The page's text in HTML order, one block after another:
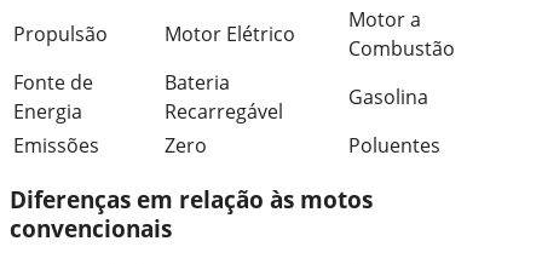
Propulsão
Motor Elétrico
Motor a
Combustão
Fonte de
Energia
Bateria
Recarregável
Gasolina
Emissões
Zero Poluentes
Diferenças em relação às motos
convencionais